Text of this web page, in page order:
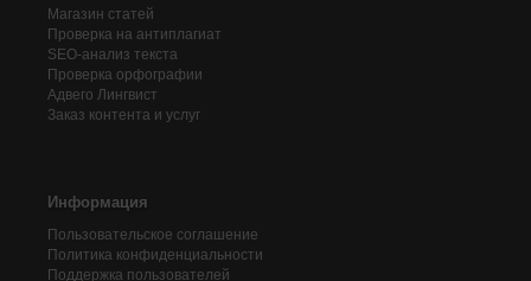
Магазин статей
Проверка на антиплагиат
SEO-анализ текста
Проверка орфографии
Адвего Лингвист
Заказ контента и услуг
Информация
Пользовательское соглашение
Политика конфиденциальности
Поддержка пользователей